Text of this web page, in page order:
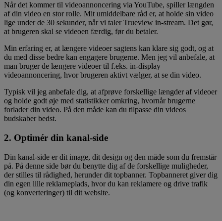
Når det kommer til videoannoncering via YouTube, spiller længden
af din video en stor rolle. Mit umiddelbare råd er, at holde sin video
lige under de 30 sekunder, når vi taler Trueview in-stream. Det gør,
at brugeren skal se videoen færdig, før du betaler.
Min erfaring er, at længere videoer sagtens kan klare sig godt, og at
du med disse bedre kan engagere brugerne. Men jeg vil anbefale, at
man bruger de længere videoer til f.eks. in-display
videoannoncering, hvor brugeren aktivt vælger, at se din video.
Typisk vil jeg anbefale dig, at afprøve forskellige længder af videoer
og holde godt øje med statistikker omkring, hvornår brugerne
forlader din video. På den måde kan du tilpasse din videos
budskaber bedst.
2. Optimér din kanal-side
Din kanal-side er dit image, dit design og den måde som du fremstår
på. På denne side bør du benytte dig af de forskellige muligheder,
der stilles til rådighed, herunder dit topbanner. Topbanneret giver dig
din egen lille reklameplads, hvor du kan reklamere og drive trafik
(og konverteringer) til dit website.